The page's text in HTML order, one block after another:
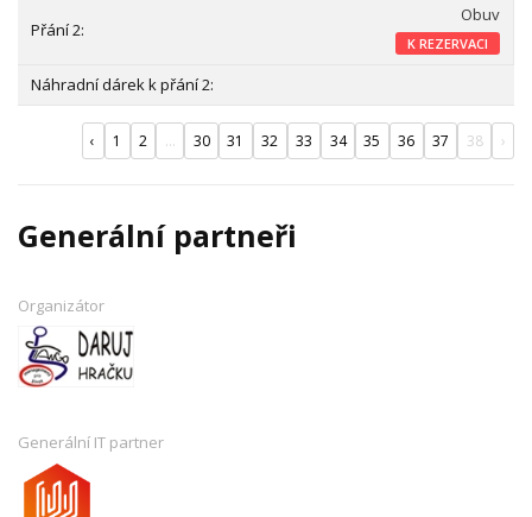
Obuv
K REZERVACI
‹ 1 2 ... 30 31 32 33 34 35 36 37 38 ›
Generální partneři
Organizátor
Generální IT partner